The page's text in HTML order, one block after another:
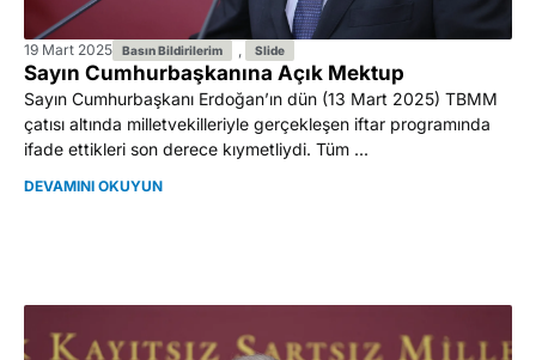
19 Mart 2025 Basın Bildirilerim , Slide
Sayın Cumhurbaşkanına Açık Mektup
Sayın Cumhurbaşkanı Erdoğan’ın dün (13 Mart 2025) TBMM
çatısı altında milletvekilleriyle gerçekleşen iftar programında
ifade ettikleri son derece kıymetliydi. Tüm ...
DEVAMINI OKUYUN